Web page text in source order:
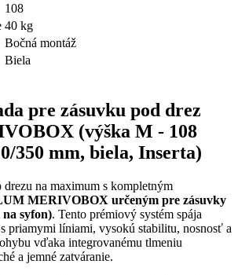
108
40 kg
Bočná montáž
Biela
pre zásuvku pod drez
(výška M - 108
350 mm, biela, Inserta)
na maximum s kompletným
MERIVOBOX určeným pre zásuvky
syfon). Tento prémiový systém spája
priamymi líniami, vysokú stabilitu, nosnosť a
vďaka integrovanému tlmeniu
a jemné zatváranie.